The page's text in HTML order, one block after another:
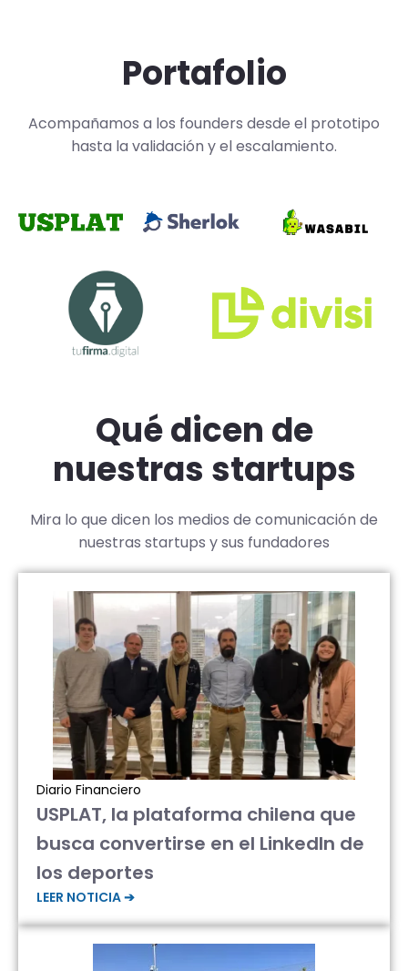
Portafolio
Acompañamos a los founders desde el prototipo
hasta la validación y el escalamiento.
Qué dicen de
nuestras startups
Mira lo que dicen los medios de comunicación de
nuestras startups y sus fundadores
Diario Financiero
USPLAT, la plataforma chilena que
busca convertirse en el LinkedIn de
los deportes
LEER NOTICIA ➔